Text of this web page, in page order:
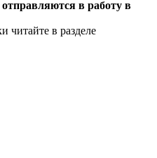
в работу в
читайте в разделе